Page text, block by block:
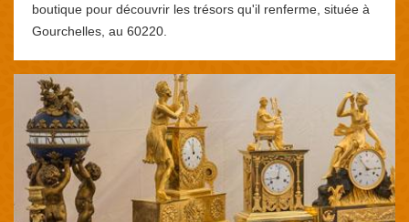
boutique pour découvrir les trésors qu'il renferme, située à
Gourchelles, au 60220.